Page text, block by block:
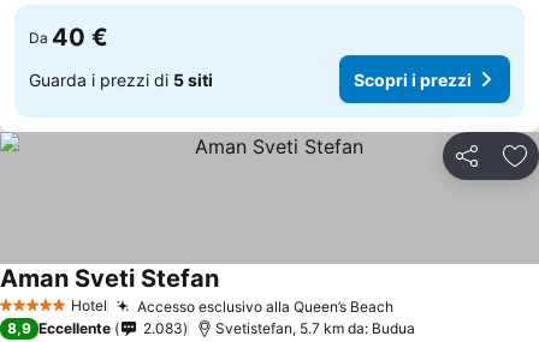
Da 40 €
Guarda i prezzi di 5 siti Scopri i prezzi
Condividi
5 Stelle Hotel Accesso esclusivo alla Queen’s Beach
Aman Sveti Stefan
8,9 Eccellente 2.083 Svetistefan, 5.7 km da: Budua